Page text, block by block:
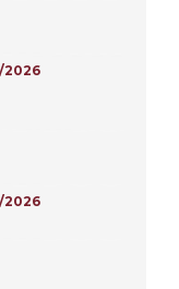
2026
2026